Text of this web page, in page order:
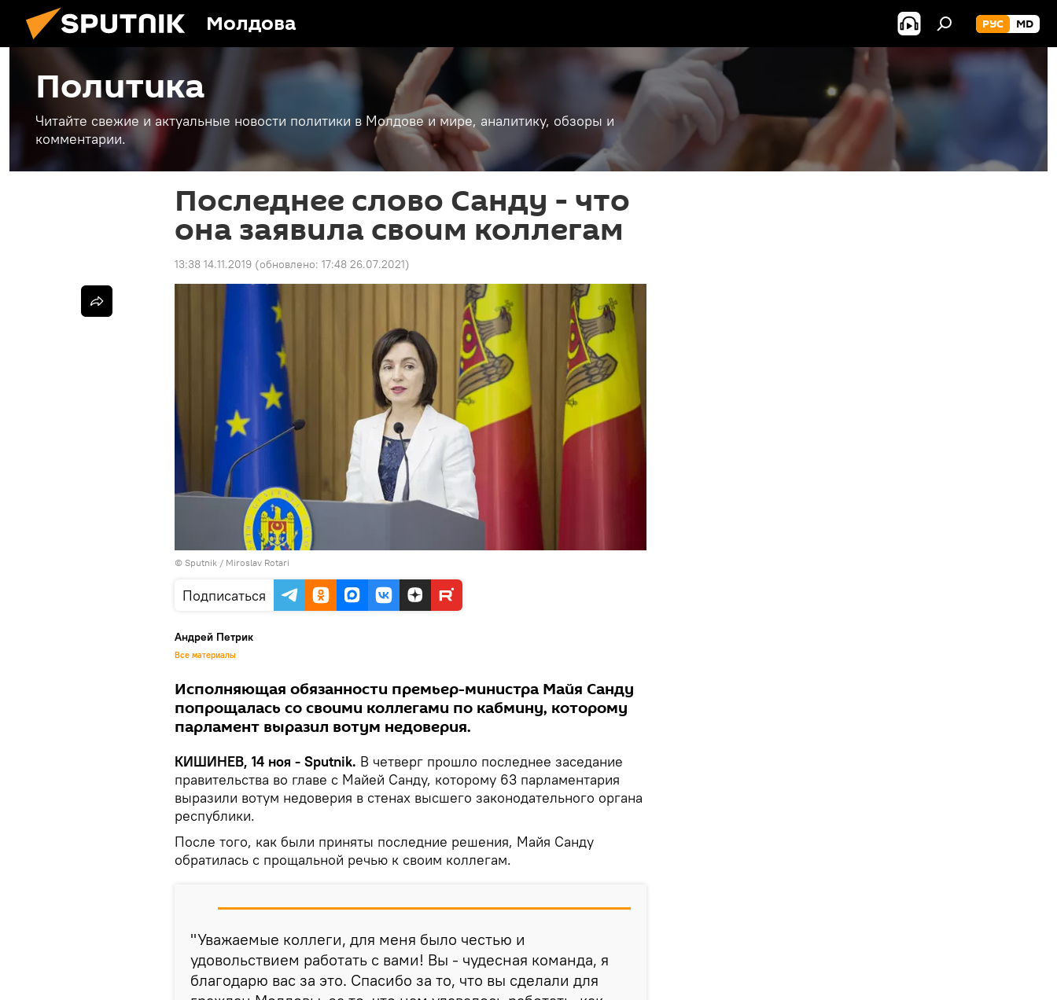
Молдова РУС MD
Политика
Читайте свежие и актуальные новости политики в Молдове и мире, аналитику, обзоры и
комментарии.
Последнее слово Санду - что
она заявила своим коллегам
13:38 14.11.2019 (обновлено: 17:48 26.07.2021)
© Sputnik / Miroslav Rotari
Подписаться
Андрей Петрик
Все материалы
Исполняющая обязанности премьер-министра Майя Санду
попрощалась со своими коллегами по кабмину, которому
парламент выразил вотум недоверия.
КИШИНЕВ, 14 ноя - Sputnik. В четверг прошло последнее заседание
правительства во главе с Майей Санду, которому 63 парламентария
выразили вотум недоверия в стенах высшего законодательного органа
республики.
После того, как были приняты последние решения, Майя Санду
обратилась с прощальной речью к своим коллегам.
"Уважаемые коллеги, для меня было честью и
удовольствием работать с вами! Вы - чудесная команда, я
благодарю вас за это. Спасибо за то, что вы сделали для